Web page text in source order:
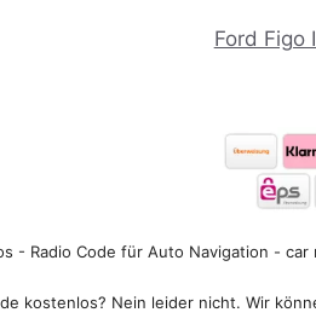
Ford Figo
- Radio Code für Auto Navigation -
kostenlos? Nein leider nicht. Wir